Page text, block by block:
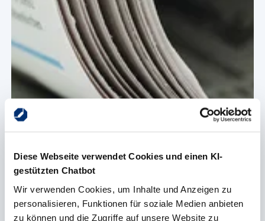
Diese Webseite verwendet Cookies und einen KI-
gestützten Chatbot
Wir verwenden Cookies, um Inhalte und Anzeigen zu
personalisieren, Funktionen für soziale Medien anbieten
zu können und die Zugriffe auf unsere Website zu
Presse und Medien